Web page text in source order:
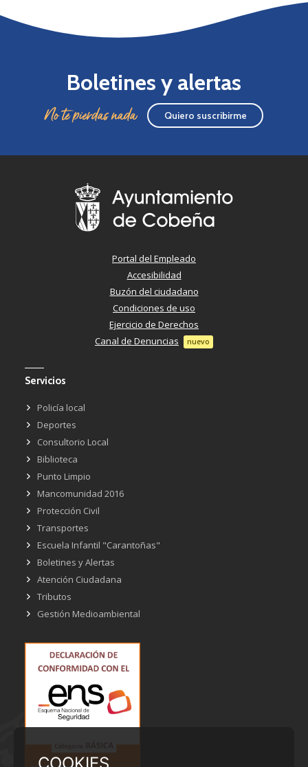
Boletines y alertas
No te pierdas nada Quiero suscribirme
Portal del Empleado
Accesibilidad
Buzón del ciudadano
Condiciones de uso
Ejercicio de Derechos
Canal de Denuncias
nuevo
Servicios
Policía local
Deportes
Consultorio Local
Biblioteca
Punto Limpio
Mancomunidad 2016
Protección Civil
Transportes
Escuela Infantil "Carantoñas"
Boletines y Alertas
Atención Ciudadana
Tributos
Gestión Medioambiental